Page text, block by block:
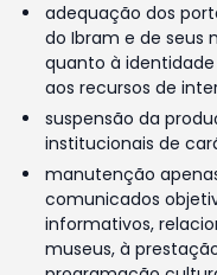
adequação dos
do Ibram e de seus
quanto à
aos recursos de
suspensão da
institucionais de
manutenção
comunicados
informativos,
museus, à